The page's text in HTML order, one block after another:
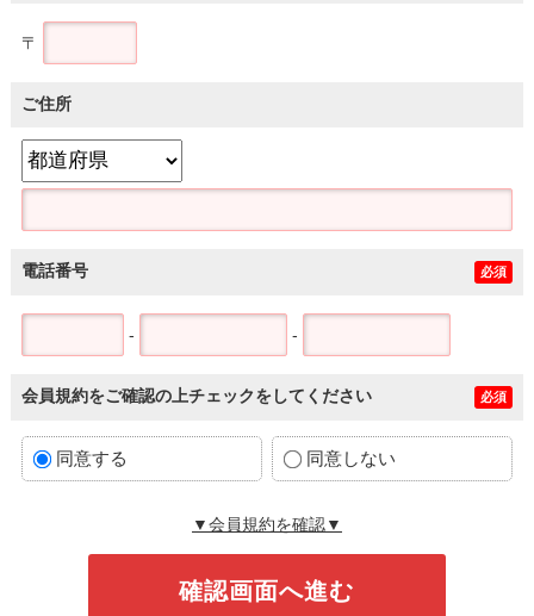
〒
ご住所
電話番号 必須
- -
会員規約をご確認の上チェックをしてください 必須
同意する 同意しない
▼会員規約を確認▼